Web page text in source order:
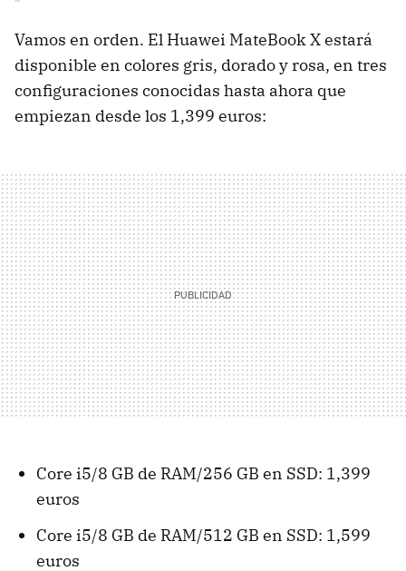
Vamos en orden. El Huawei MateBook X estará
disponible en colores gris, dorado y rosa, en tres
configuraciones conocidas hasta ahora que
empiezan desde los 1,399 euros:
Core i5/8 GB de RAM/256 GB en SSD: 1,399
euros
Core i5/8 GB de RAM/512 GB en SSD: 1,599
euros